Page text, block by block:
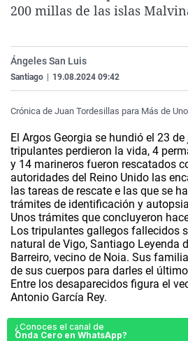
200 millas de las islas
Ángeles San Luis
Santiago 19.08.2024 09:42
Crónica de Juan Tordesillas para Más de
El Argos Georgia se hundió el 23
tripulantes perdieron la vida, 4
y 14 marineros fueron rescatados
autoridades del Reino Unido las
las tareas de rescate e las que se
trámites de identificación y
Unos trámites que concluyeron
Los tripulantes gallegos fallecidos
natural de Vigo, Santiago Leyenda
Barreiro, vecino de Noia. Sus
de sus cuerpos para darles el
Entre los desaparecidos figura el
Antonio García Rey.
¿Conoces el canal de
Onda Cero en WhatsApp?